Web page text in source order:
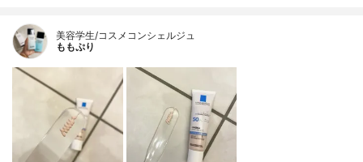
美容学生/コスメコンシェルジュ
ももぷり